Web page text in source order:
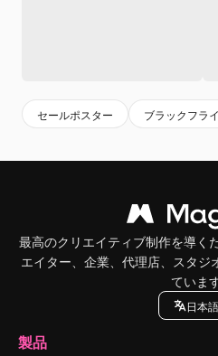
セールポスター ブラックフラ
最高のクリエイティブ制作を導く
エイター、企業、代理店、スタジ
ていま
日本語
製品